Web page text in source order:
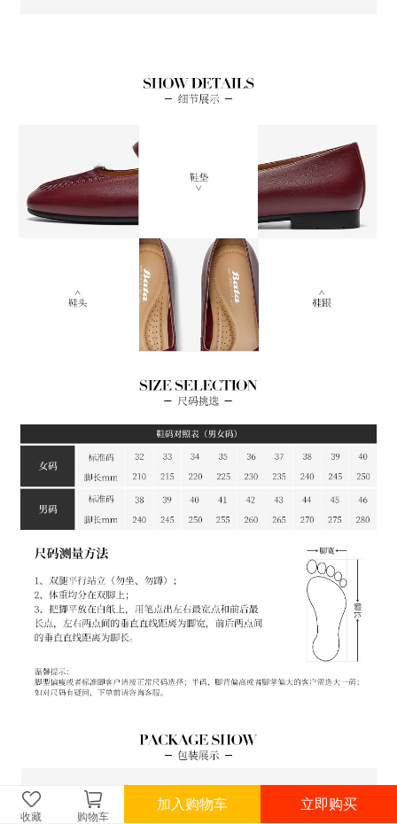
收藏 购物车
加入购物车 立即购买